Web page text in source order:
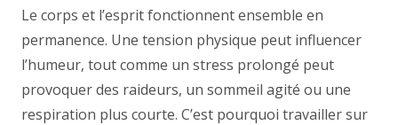
Le corps et l’esprit fonctionnent ensemble en
permanence. Une tension physique peut influencer
l’humeur, tout comme un stress prolongé peut
provoquer des raideurs, un sommeil agité ou une
respiration plus courte. C’est pourquoi travailler sur